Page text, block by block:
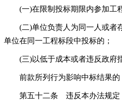
(一)在限制投标期限内参加工程
(二)单位负责人为同一人或者
单位在同一工程标段中投标的；
(三)以低于成本或者违反政府指
前款所列行为影响中标结果的
第五十二条 违反本办法规定